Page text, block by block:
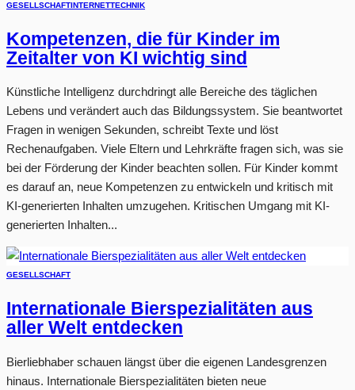
GESELLSCHAFTINTERNETTECHNIK
Kompetenzen, die für Kinder im
Zeitalter von KI wichtig sind
Künstliche Intelligenz durchdringt alle Bereiche des täglichen
Lebens und verändert auch das Bildungssystem. Sie beantwortet
Fragen in wenigen Sekunden, schreibt Texte und löst
Rechenaufgaben. Viele Eltern und Lehrkräfte fragen sich, was sie
bei der Förderung der Kinder beachten sollen. Für Kinder kommt
es darauf an, neue Kompetenzen zu entwickeln und kritisch mit
KI-generierten Inhalten umzugehen. Kritischen Umgang mit KI-
generierten Inhalten...
GESELLSCHAFT
Internationale Bierspezialitäten aus
aller Welt entdecken
Bierliebhaber schauen längst über die eigenen Landesgrenzen
hinaus. Internationale Bierspezialitäten bieten neue